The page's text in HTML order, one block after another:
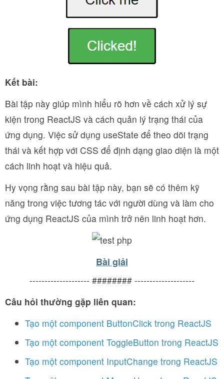
Kết bài:
Bài tập này giúp mình hiểu rõ hơn về cách xử lý sự
kiện trong ReactJS và cách quản lý trạng thái của
ứng dụng. Việc sử dụng useState để theo dõi trạng
thái và kết hợp với CSS để định dạng giao diện là một
cách linh hoạt và hiệu quả.
Hy vọng rằng sau bài tập này, bạn sẽ có thêm kỹ
năng trong việc tương tác với người dùng và làm cho
ứng dụng ReactJS của mình trở nên linh hoạt hơn.
Bài giải
-------------------- ######## --------------------
Câu hỏi thường gặp liên quan:
Tạo một component ButtonClick trong ReactJS
Tạo một component ToggleButton trong ReactJS
Tạo một component InputChange trong ReactJS